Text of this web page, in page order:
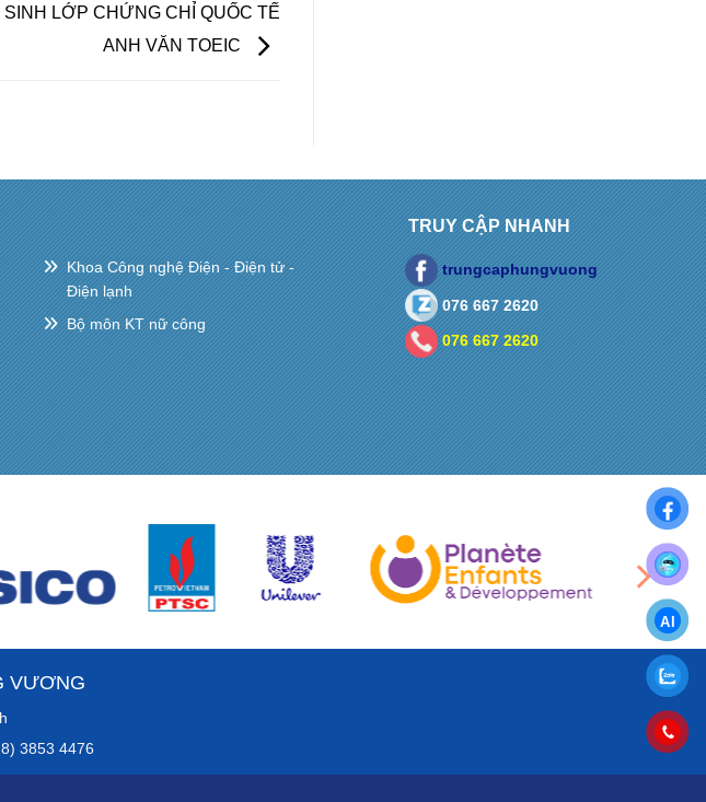
LỚP CHỨNG CHỈ QUỐC TẾ
ANH VĂN TOEIC
Khoa Công nghệ Điện - Điện tử -
Điện lạnh
Bộ môn KT nữ công
TRUY CẬP NHANH
trungcaphungvuong
076 667 2620
076 667 2620
VƯƠNG
Chí Minh
3853 4476